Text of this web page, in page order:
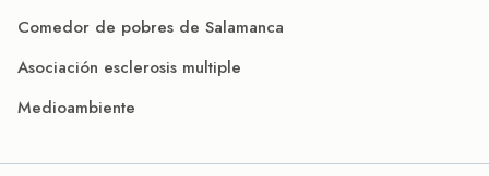
Comedor de pobres de Salamanca
Asociación esclerosis multiple
Medioambiente